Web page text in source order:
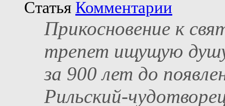
Статья Комментарии
Прикосновение к
трепет ищущую
за 900 лет до
Рильский-